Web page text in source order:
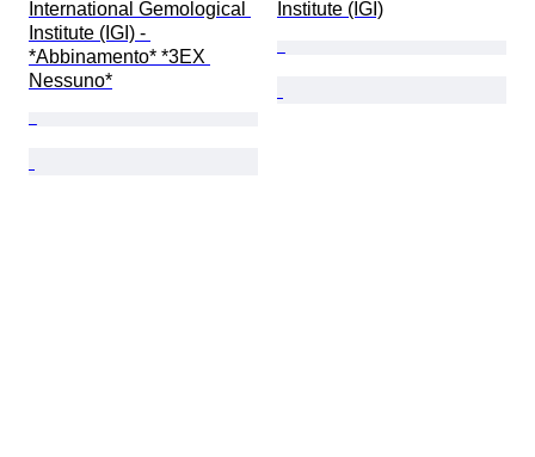
International Gemological
Institute (IGI) -
*Abbinamento* *3EX
Nessuno*
Institute (IGI)